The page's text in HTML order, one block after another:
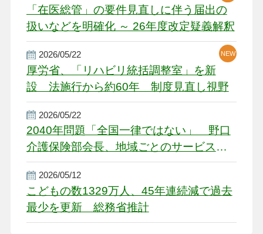
「在医総管」の要件見直しに伴う届出の
扱いなどを明確化 ～ 26年度改定疑義解釈
2026/05/22
厚労省、「リハビリ統括調整室」を新
設 法施行から約60年 制度見直し視野
NEW
2026/05/22
2040年問題「全国一律ではない」 野口
介護保険部会長、地域ごとのサービス基
盤整備を促す
2026/05/12
こどもの数1329万人、45年連続減で過去
最少を更新 総務省推計